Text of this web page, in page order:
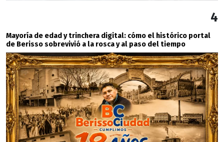
4
Mayoría de edad y trinchera digital: cómo el histórico portal
de Berisso sobrevivió a la rosca y al paso del tiempo